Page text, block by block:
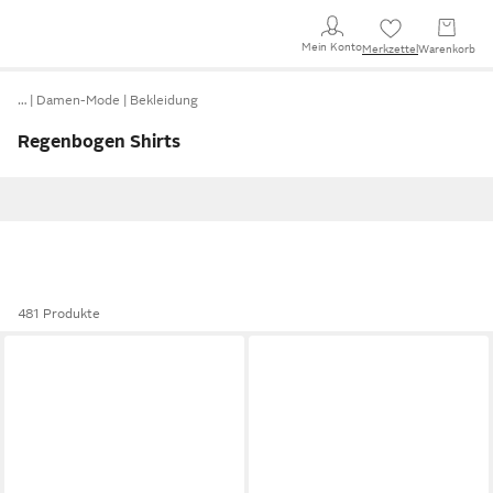
Mein KontoMerkzettel Warenkorb
… Damen-Mode Bekleidung
Regenbogen Shirts
481 Produkte